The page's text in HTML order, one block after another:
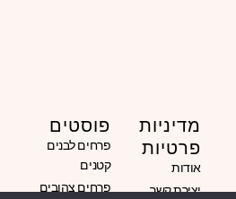
מדיניות
פרטיות
אודות
יצירת קשר
פוסטים
פרחים לבנים
קטנים
פרחים צהובים